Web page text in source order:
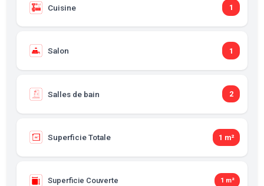
Cuisine 1
Salon 1
Salles de bain 2
Superficie Totale 1 m²
Superficie Couverte 1 m²